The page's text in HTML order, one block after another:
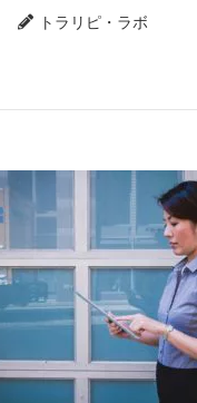
トラリピ・ラボ